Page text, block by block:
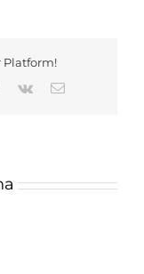
Platform!
Pinterest
Vk Email